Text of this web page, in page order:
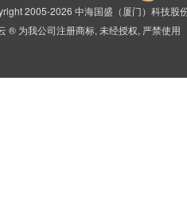
2005-2026 中海国盛（厦门）科技股
® 为我公司注册商标, 未经授权, 严禁使用